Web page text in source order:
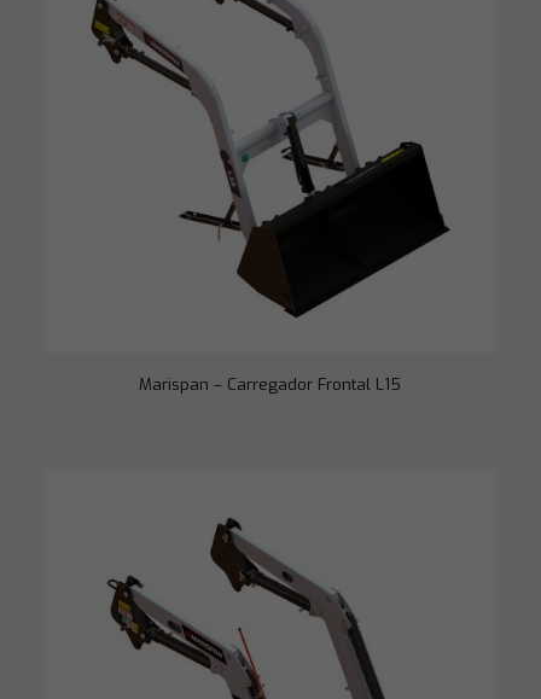
Marispan – Carregador Frontal L15
Necessário
Esses cookies
não são
opcionais. São
necessários
melhorar a
funcionalidade
nosso site
funcione o
melhor possível
durante a sua
visita. Se você
recusar esses
cookies,